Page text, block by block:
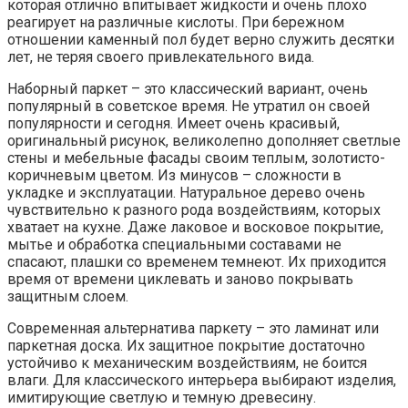
которая отлично впитывает жидкости и очень плохо
реагирует на различные кислоты. При бережном
отношении каменный пол будет верно служить десятки
лет, не теряя своего привлекательного вида.
Наборный паркет – это классический вариант, очень
популярный в советское время. Не утратил он своей
популярности и сегодня. Имеет очень красивый,
оригинальный рисунок, великолепно дополняет светлые
стены и мебельные фасады своим теплым, золотисто-
коричневым цветом. Из минусов – сложности в
укладке и эксплуатации. Натуральное дерево очень
чувствительно к разного рода воздействиям, которых
хватает на кухне. Даже лаковое и восковое покрытие,
мытье и обработка специальными составами не
спасают, плашки со временем темнеют. Их приходится
время от времени циклевать и заново покрывать
защитным слоем.
Современная альтернатива паркету – это ламинат или
паркетная доска. Их защитное покрытие достаточно
устойчиво к механическим воздействиям, не боится
влаги. Для классического интерьера выбирают изделия,
имитирующие светлую и темную древесину.